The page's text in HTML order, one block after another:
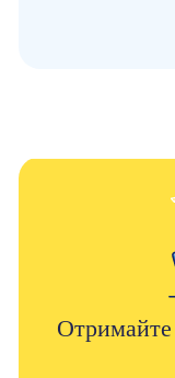
Отримайте